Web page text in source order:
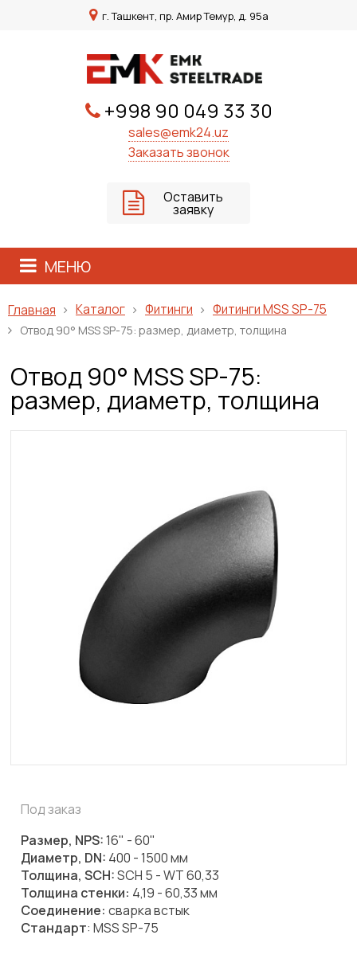
г. Ташкент, пр. Амир Темур, д. 95а
+998 90 049 33 30
sales@emk24.uz
Заказать звонок
Оставить
заявку
МЕНЮ
Главная Каталог Фитинги Фитинги MSS SP-75
Отвод 90° MSS SP-75: размер, диаметр, толщина
Отвод 90° MSS SP-75:
размер, диаметр, толщина
Под заказ
Размер, NPS:16" - 60"
Диаметр, DN: 400 - 1500 мм
Толщина, SCH:SCH 5 - WT 60,33
Толщина стенки: 4,19 - 60,33 мм
Соединение: сварка встык
Стандарт: MSS SP-75